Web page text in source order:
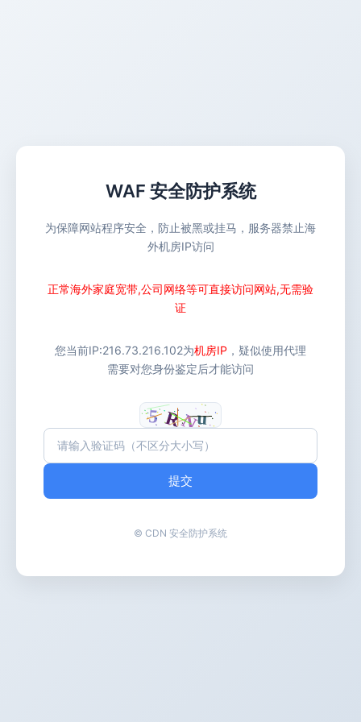
WAF 安全防护系统
为保障网站程序安全，防止被黑或挂马，服务器禁止海
外机房IP访问
正常海外家庭宽带,公司网络等可直接访问网站,无需验
证
您当前IP:216.73.216.102为机房IP ，疑似使用代理
需要对您身份鉴定后才能访问
提交
© CDN 安全防护系统